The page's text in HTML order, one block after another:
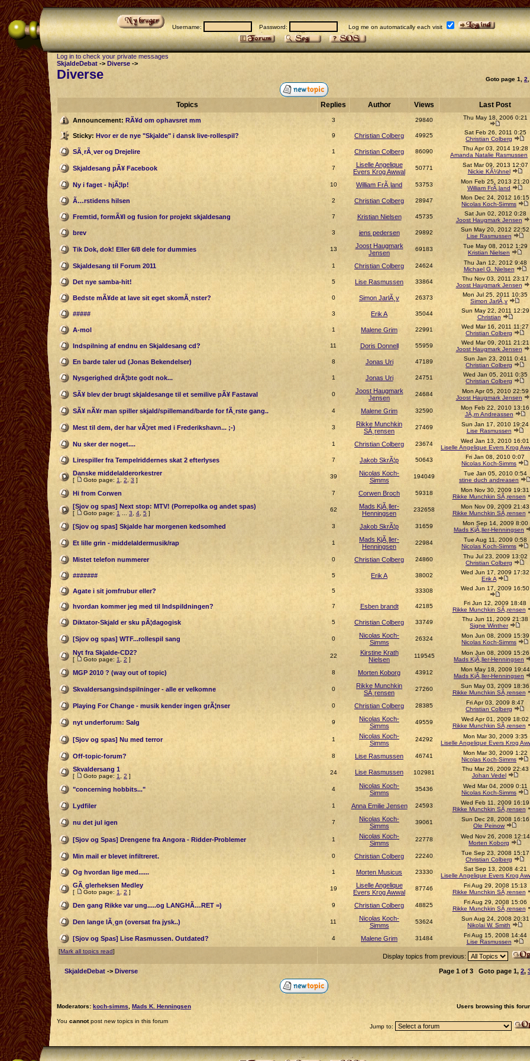
Username: Password: Log me on automatically each visit
Log in to check your private messages
SkjaldeDebat -> Diverse ->
Diverse Goto page 1 2
Topics Replies Author Views Last Post
Announcement: RÃ¥d om ophavsret mm 3 29840 Thu May 18, 2006 0:21
Sticky: Hvor er de nye "Skjalde" i dansk live-rollespil? 9 Christian Colberg 49925
Sat Feb 26, 2011 0:25
Christian Colberg
SÃ¸rÃ¸ver og Drejelire 1 Christian Colberg 86090
Thu Apr 03, 2014 19:28
Amanda Natalie Rasmussen
Skjaldesang pÃ¥ Facebook 7
Liselle Angelique
Evers Krog Awwal
50771
Sat Mar 09, 2013 12:07
Nickie KÃ¼hnel
Ny i faget - hjÃ¦lp! 10 William FrÃ¸land 53753
Mon Feb 25, 2013 21:20
William FrÃ¸land
Ã…rstidens hilsen 2 Christian Colberg 28947
Mon Dec 24, 2012 16:15
Nicolas Koch-Simms
Fremtid, formÃ¥l og fusion for projekt skjaldesang 7 Kristian Nielsen 45735
Sat Jun 02, 2012 0:28
Joost Haugmark Jensen
brev 3 jens pedersen 29892
Sun May 20, 2012 22:52
Lise Rasmussen
Tik Dok, dok! Eller 6/8 dele for dummies 13
Joost Haugmark
Jensen
69183
Tue May 08, 2012 1:29
Kristian Nielsen
Skjaldesang til Forum 2011 1 Christian Colberg 24624
Thu Jan 12, 2012 9:48
Michael G. Nielsen
Det nye samba-hit! 5 Lise Rasmussen 33864
Thu Nov 03, 2011 23:17
Joost Haugmark Jensen
Bedste mÃ¥de at lave sit eget skomÃ¸nster? 0 Simon JarlÃ¸v 26373
Mon Jul 25, 2011 10:35
Simon JarlÃ¸v
##### 3 Erik A 35044
Sun May 22, 2011 12:29
Christian
A-mol 1 Malene Grim 22991
Wed Mar 16, 2011 11:27
Christian Colberg
Indspilning af endnu en Skjaldesang cd? 11 Doris Donnell 55959
Wed Mar 09, 2011 21:21
Joost Haugmark Jensen
En barde taler ud (Jonas Bekendelser) 8 Jonas Uri 47189
Sun Jan 23, 2011 0:41
Christian Colberg
Nysgerighed drÃ¦bte godt nok... 1 Jonas Uri 24751
Wed Jan 05, 2011 0:35
Christian Colberg
SÃ¥ blev der brugt skjaldesange til et semilive pÃ¥ Fastaval 0
Joost Haugmark
Jensen
24684
Mon Apr 05, 2010 22:59
Joost Haugmark Jensen
SÃ¥ nÃ¥r man spiller skjald/spillemand/barde for fÃ¸rste gang.. 4 Malene Grim 32590
Mon Feb 22, 2010 13:16
JÃ¸rn Andreassen
Mest til dem, der har vÃ¦ret med i Frederikshavn... ;-) 3
Rikke Munchkin
SÃ¸rensen
27469
Sun Jan 17, 2010 19:24
Lise Rasmussen
Nu sker der noget.... 1 Christian Colberg 23674
Wed Jan 13, 2010 16:01
Liselle Angelique Evers Krog
Lirespiller fra Tempelriddernes skat 2 efterlyses 7 Jakob SkrÃ¦p 50643
Fri Jan 08, 2010 0:07
Nicolas Koch-Simms
Danske middelalderorkestrer
[ Goto page: 1 2 3 ]
39
Nicolas Koch-
Simms
194049
Tue Jan 05, 2010 0:54
stine duch andreasen
Hi from Corwen 7 Corwen Broch 59318
Mon Nov 30, 2009 19:31
Rikke Munchkin SÃ¸rensen
[Sjov og spas] Next stop: MTV! (Porrepolka og andet spas)
[ Goto page: 1 3 4 5 ]
62
Mads KjÃ¸ller-
Henningsen
232658
Mon Nov 09, 2009 21:43
Rikke Munchkin SÃ¸rensen
[Sjov og spas] Skjalde har morgenen kedsomhed 3 Jakob SkrÃ¦p 31659
Mon Sep 14, 2009 8:00
Mads KjÃ¸ller-Henningsen
Et lille grin - middelaldermusik/rap 1
Mads KjÃ¸ller-
Henningsen
22984
Tue Aug 11, 2009 0:58
Nicolas Koch-Simms
Mistet telefon nummerer 0 Christian Colberg 24860
Thu Jul 23, 2009 13:02
Christian Colberg
####### 5 Erik A 38002
Wed Jun 17, 2009 17:32
Erik A
Agate i sit jomfrubur eller? 5 33308 Wed Jun 17, 2009 16:50
hvordan kommer jeg med til Indspildningen? 7 Esben brandt 42185
Fri Jun 12, 2009 18:48
Rikke Munchkin SÃ¸rensen
Diktator-Skjald er sku pÃ¦dagogisk 5 Christian Colberg 33749
Thu Jun 11, 2009 21:38
Signe Winther
[Sjov og spas] WTF...rollespil sang 0
Nicolas Koch-
Simms
26324
Mon Jun 08, 2009 15:39
Nicolas Koch-Simms
Nyt fra Skjalde-CD2?
[ Goto page: 1 2 ]
22
Kirstine Krath
Nielsen
119545
Mon Jun 08, 2009 15:26
Mads KjÃ¸ller-Henningsen
MGP 2010 ? (way out of topic) 8 Morten Koborg 43912
Mon May 18, 2009 19:44
Mads KjÃ¸ller-Henningsen
Skvaldersangsindspilninger - alle er velkomne 0
Rikke Munchkin
SÃ¸rensen
27260
Sun May 03, 2009 18:36
Rikke Munchkin SÃ¸rensen
Playing For Change - musik kender ingen grÃ¦nser 0 Christian Colberg 28385
Fri Apr 03, 2009 8:47
Christian Colberg
nyt underforum: Salg 9
Nicolas Koch-
Simms
49559
Wed Apr 01, 2009 18:02
Rikke Munchkin SÃ¸rensen
[Sjov og spas] Nu med terror 1
Nicolas Koch-
Simms
24292
Mon Mar 30, 2009 3:35
Liselle Angelique Evers Krog
Off-topic-forum? 8 Lise Rasmussen 46741
Mon Mar 30, 2009 1:22
Nicolas Koch-Simms
Skvaldersang 1
[ Goto page: 1 2 ]
24 Lise Rasmussen 102981
Thu Mar 26, 2009 22:43
Johan Vedel
"concerning hobbits..." 4
Nicolas Koch-
Simms
35436
Wed Mar 04, 2009 0:11
Nicolas Koch-Simms
Lydfiler 1 Anna Emilie Jensen 24593
Wed Feb 11, 2009 16:19
Rikke Munchkin SÃ¸rensen
nu det jul igen 7
Nicolas Koch-
Simms
39061
Sun Dec 28, 2008 16:16
Ole Peinow
[Sjov og Spas] Drengene fra Angora - Ridder-Problemer 1
Nicolas Koch-
Simms
22778
Wed Nov 26, 2008 12:14
Morten Koborg
Min mail er blevet infiltreret. 0 Christian Colberg 22240
Tue Sep 23, 2008 15:17
Christian Colberg
Og hvordan lige med...... 1 Morten Musicus 23330
Sat Sep 13, 2008 4:21
Liselle Angelique Evers Krog
GÃ¸glerheksen Medley
[ Goto page: 1 2 ]
19
Liselle Angelique
Evers Krog Awwal
87746
Fri Aug 29, 2008 15:13
Rikke Munchkin SÃ¸rensen
Den gang Rikke var ung.....og LANGHÃ…RET =) 9 Christian Colberg 48825
Fri Aug 29, 2008 15:06
Rikke Munchkin SÃ¸rensen
Den lange lÃ¸gn (oversat fra jysk..) 11
Nicolas Koch-
Simms
53624
Sun Aug 24, 2008 20:31
Nikolai W. Smith
[Sjov og Spas] Lise Rasmussen. Outdated? 4 Malene Grim 31484
Fri Aug 15, 2008 14:44
Lise Rasmussen
[Mark all topics read]
Display topics from previous:
SkjaldeDebat -> Diverse Page 1 of 3 Goto page 1, 2,
Moderators: koch-simms Mads K. Henningsen Users browsing this
You cannotpost new topics in this forum
Jump to: